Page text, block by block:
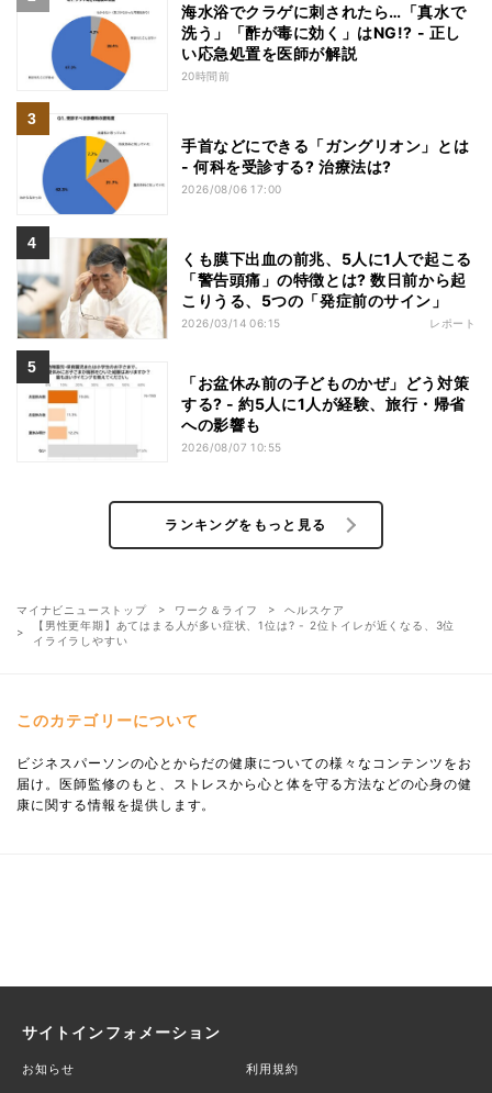
海水浴でクラゲに刺されたら…「真水で
洗う」「酢が毒に効く」はNG!? - 正し
い応急処置を医師が解説
20時間前
手首などにできる「ガングリオン」とは
- 何科を受診する? 治療法は?
2026/08/06 17:00
くも膜下出血の前兆、5人に1人で起こる
「警告頭痛」の特徴とは? 数日前から起
こりうる、5つの「発症前のサイン」
2026/03/14 06:15 レポート
「お盆休み前の子どものかぜ」どう対策
する? - 約5人に1人が経験、旅行・帰省
への影響も
2026/08/07 10:55
ランキングをもっと見る
マイナビニューストップ ワーク＆ライフ
ヘルスケア
【男性更年期】あてはまる人が多い症状、1位は? - 2位トイレが近くなる、3位
イライラしやすい
このカテゴリーについて
ビジネスパーソンの心とからだの健康についての様々なコンテンツをお
届け。医師監修のもと、ストレスから心と体を守る方法などの心身の健
康に関する情報を提供します。
サイトインフォメーション
お知らせ 利用規約